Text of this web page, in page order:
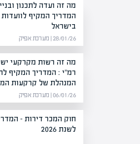
מה זה ועדה לתכנון
המדריך המקיף לוועדות
בישראל
28/01/26 | מערכת אפיק
מה זה רשות מקרקעי
רמ"י : המדריך המקיף
המנהלת של קרקעות
06/01/26 | מערכת אפיק
חוק המכר דירות –
לשנת 2026